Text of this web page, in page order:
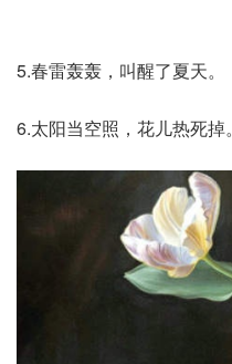
5.春雷轰轰，叫醒了夏天。
6.太阳当空照，花儿热死掉。